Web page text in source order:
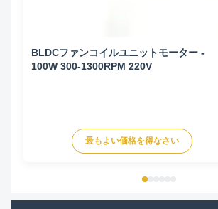
BLDCファンコイルユニットモーター -
100W 300-1300RPM 220V
最もよい価格を得なさい